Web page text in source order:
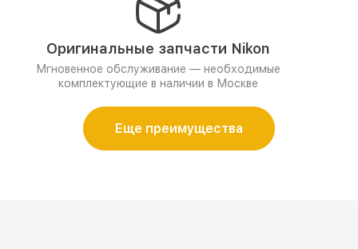
Оригинальные запчасти Nikon
Мгновенное обслуживание — необходимые
комплектующие в наличии в Москве
Еще преимущества